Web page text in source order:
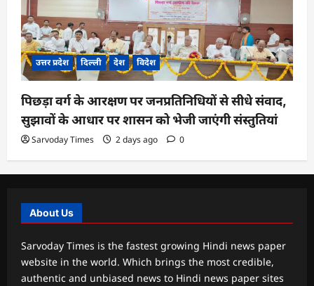
उत्तर प्रदेश दिल्ली देश विदेश
पिछड़ा वर्ग के आरक्षण पर जनप्रतिनिधियों से सीधे संवाद,
सुझावों के आधार पर शासन को भेजी जाएंगी संस्तुतियां
Sarvoday Times 2 days ago 0
About Us
Sarvoday Times is the fastest growing Hindi news paper
website in the world. Which brings the most credible,
authentic and unbiased news to Hindi news paper sites